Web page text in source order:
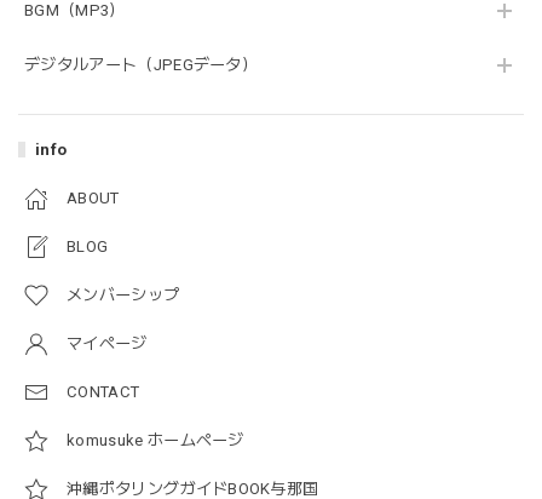
BGM（MP3）
デジタルアート（JPEGデータ）
info
ABOUT
BLOG
メンバーシップ
マイページ
CONTACT
komusuke ホームページ
沖縄ポタリングガイドBOOK与那国